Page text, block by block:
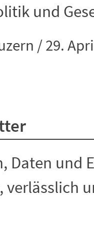
und
/ 29.
Daten und
verlässlich